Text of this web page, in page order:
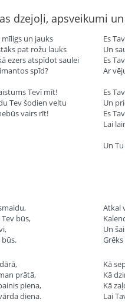
dzejoļi, apsveikumi
un jauks
pat rožu lauks
ezers atspīdot saulei
spīd?
Tevī mīt!
Tev šodien veltu
vairs rīt!
Es
Un
Es
Ar
Es
Un
Es
Lai
Un
būs,
būs.
Atkal
Un
prātā,
piena,
diena.
Kā
Kā
Kā
Lai